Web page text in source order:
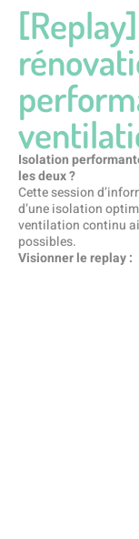
Isolation
les deux ?
Cette session
d’une isolation
ventilation continu
possibles.
Visionner le replay :